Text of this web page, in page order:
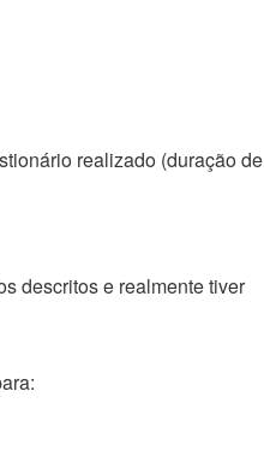
realizado (duração de
descritos e realmente tiver